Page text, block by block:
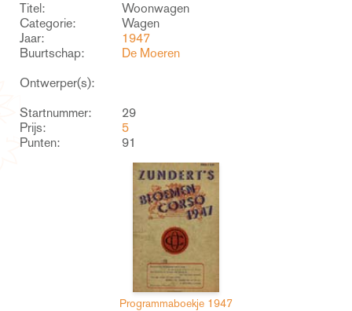
Titel:
Woonwagen
Categorie:
Wagen
Jaar:
1947
Buurtschap:
De Moeren
Ontwerper(s):
Startnummer:
29
Prijs:
5
Punten:
91
Programmaboekje 1947